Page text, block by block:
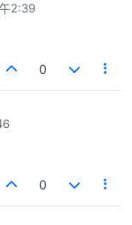
2:39
0
0